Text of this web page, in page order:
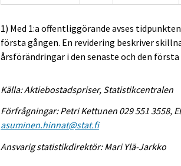
1) Med 1:a offentliggörande avses
första gången. En revidering beskriver
årsförändringar i den senaste och den
Källa: Aktiebostadspriser, Statistikcentralen
Förfrågningar: Petri Kettunen 029 551 3558,
asuminen.hinnat@stat.fi
Ansvarig statistikdirektör: Mari Ylä-Jarkko